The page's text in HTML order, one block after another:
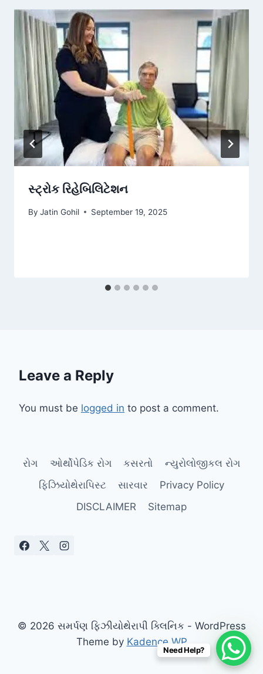
સ્ટ્રોક રિહેબિલિટેશન
By Jatin Gohil September 19, 2025
Leave a Reply
You must be logged in to post a comment.
રોગ ઓર્થોપેડિક રોગ કસરતો
ન્યુરોલોજીકલ રોગ
ફિઝિયોથેરાપિસ્ટ
સારવાર
Privacy Policy
DISCLAIMER
Sitemap
© 2026 સમર્પણ ફિઝીયોથેરાપી ક્લિનિક - WordPress
Theme by Kadence WP
Need Help?